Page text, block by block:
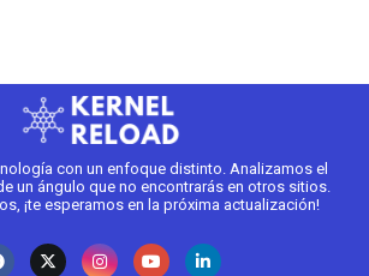
con un enfoque distinto. Analizamos el
un ángulo que no encontrarás en otros sitios.
¡te esperamos en la próxima actualización!